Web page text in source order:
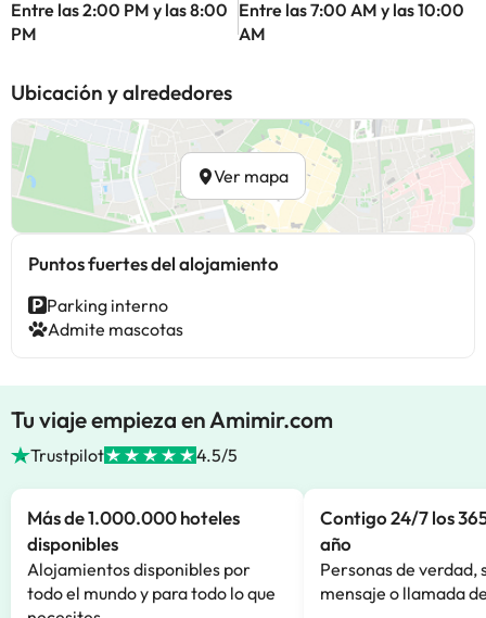
Entre las 2:00 PM y las 8:00
PM
Entre las 7:00 AM y las 10:00
AM
Ubicación y alrededores
Ver mapa
Puntos fuertes del alojamiento
Parking interno
Admite mascotas
Tu viaje empieza en Amimir.com
Trustpilot 4.5/5
Más de 1.000.000 hoteles
disponibles
Alojamientos disponibles por
todo el mundo y para todo lo que
Contigo 24/7 los
año
Personas de verdad,
mensaje o llamada